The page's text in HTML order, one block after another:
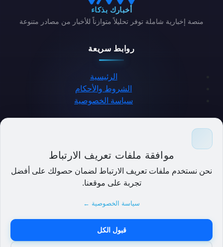
موافقة ملفات تعريف الارتباط
نحن نستخدم ملفات تعريف الارتباط لضمان حصولك على أفضل
تجربة على موقعنا.
سياسة الخصوصية ←
قبول الكل
أخبارك بذكاء
منصة إخبارية شاملة توفر تحليلاً متوازناً للأخبار من مصادر متنوعة
روابط سريعة
الرئيسية
الشروط والأحكام
سياسة الخصوصية